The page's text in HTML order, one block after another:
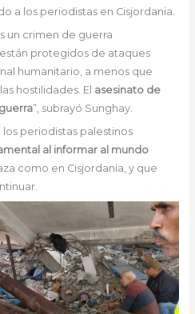
a los periodistas en Cisjordania.
un crimen de guerra
protegidos de ataques
humanitario, a menos que
hostilidades. El asesinato de
”, subrayó Sunghay.
periodistas palestinos
al informar al mundo
como en Cisjordania, y que